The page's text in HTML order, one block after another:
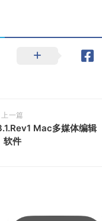
上一篇
Mac多媒体编辑
软件